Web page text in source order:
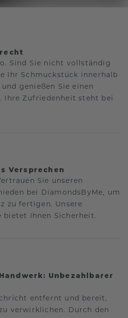
Sind Sie nicht vollständig
Ihr Schmuckstück innerhalb
genießen Sie einen
Ihre Zufriedenheit steht bei
Versprechen
Sie unseren
bei DiamondsByMe, um
zu fertigen. Unsere
bietet Ihnen Sicherheit.
Unbezahlbarer
entfernt und bereit,
verwirklichen. Durch den